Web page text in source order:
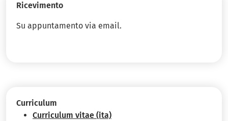
Ricevimento
Su appuntamento via email.
Curriculum
Curriculum vitae (ita)